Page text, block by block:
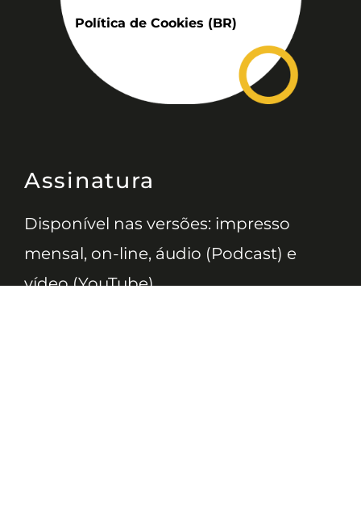
Política de Cookies (BR)
Assinatura
Disponível nas versões: impresso
mensal, on-line, áudio (Podcast) e
vídeo (YouTube).